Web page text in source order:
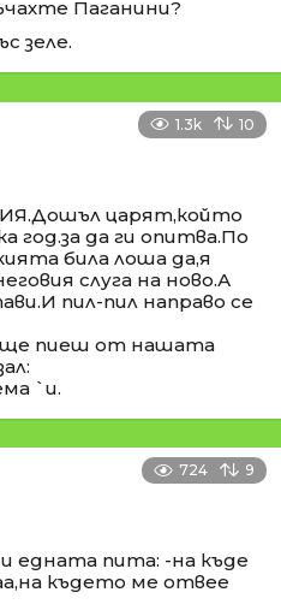
Паганини?
зеле.
1.3k 10
царят,който
год.за да ги опитва.По
била лоша да,я
слуга на ново.А
пил-пил направо се
ще пиеш от нашата
`и.
724 9
едната пита: -на къде
където ме отвее